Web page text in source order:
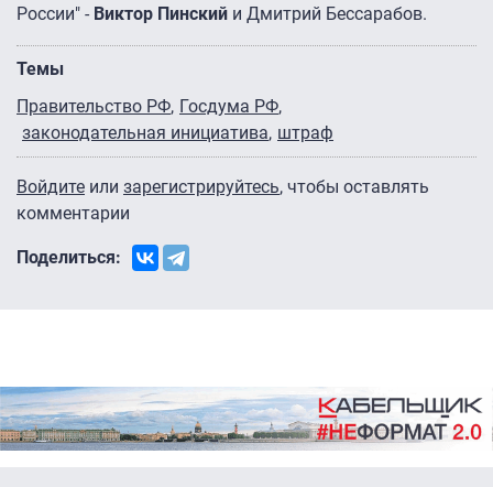
России" - Виктор Пинский и Дмитрий Бессарабов.
Темы
Правительство РФ Госдума РФ
законодательная инициатива штраф
Войдите или зарегистрируйтесь, чтобы оставлять
комментарии
Поделиться: